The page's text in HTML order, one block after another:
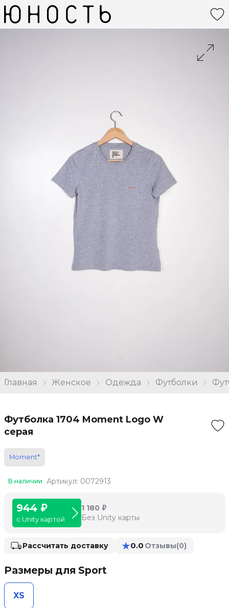
Главная Женское Одежда Футболки
Футболка 1704 Moment Logo W
серая
Moment*
В наличии Артикул: 0072913
944 ₽
с Unity картой
1 180 ₽
Без Unity карты
Рассчитать доставку ★0.0 Отзывы(0)
Размеры для Sport
XS